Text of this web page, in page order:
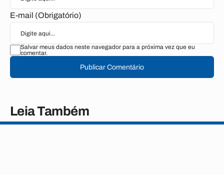
E-mail (Obrigatório)
Salvar meus dados neste navegador para a próxima vez que eu
comentar.
Publicar Comentário
Leia Também